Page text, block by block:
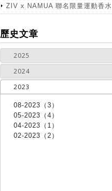
ZIV x NAMUA 聯名限量運動香水
more
歷史文章
2025
2024
2023
08-2023（3）
05-2023（4）
04-2023（1）
02-2023（2）